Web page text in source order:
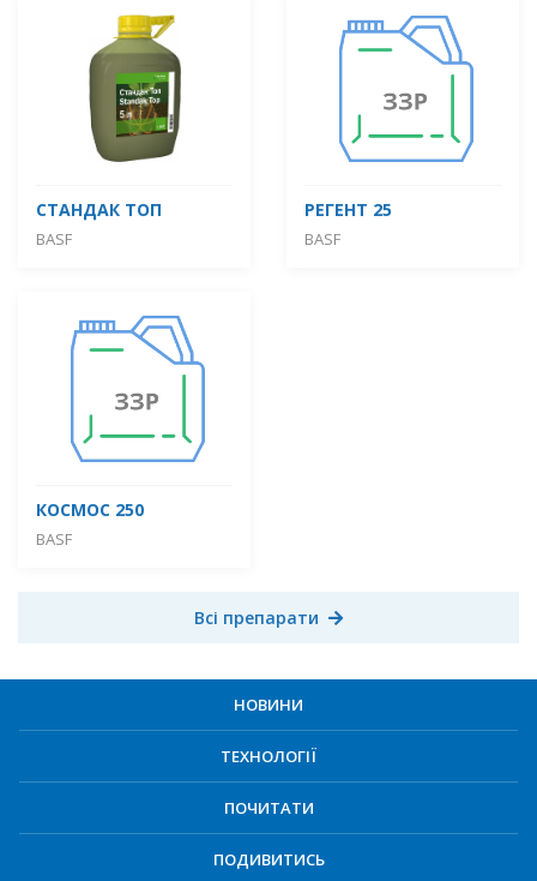
СТАНДАК ТОП
BASF
РЕГЕНТ 25
BASF
КОСМОС 250
BASF
Всі препарати
НОВИНИ
ТЕХНОЛОГІЇ
ПОЧИТАТИ
ПОДИВИТИСЬ